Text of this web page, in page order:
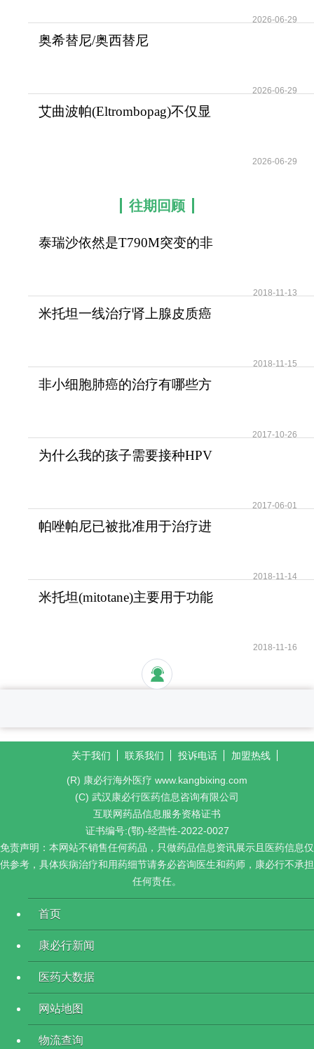
2026-06-29
奥希替尼/奥西替尼
2026-06-29
艾曲波帕(Eltrombopag)不仅显
2026-06-29
往期回顾
泰瑞沙依然是T790M突变的非
2018-11-13
米托坦一线治疗肾上腺皮质癌
2018-11-15
非小细胞肺癌的治疗有哪些方
2017-10-26
为什么我的孩子需要接种HPV
2017-06-01
帕唑帕尼已被批准用于治疗进
2018-11-14
米托坦(mitotane)主要用于功能
2018-11-16
关于我们 联系我们 投诉电话 加盟热线
(R) 康必行海外医疗 www.kangbixing.com
(C) 武汉康必行医药信息咨询有限公司
互联网药品信息服务资格证书
证书编号:(鄂)-经营性-2022-0027
免责声明：本网站不销售任何药品，只做药品信息资讯展示且医药信息仅
供参考，具体疾病治疗和用药细节请务必咨询医生和药师，康必行不承担
任何责任。
首页
康必行新闻
医药大数据
网站地图
物流查询